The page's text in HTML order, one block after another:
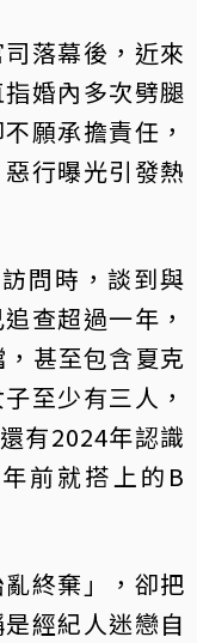
落幕後，近來
婚內多次劈腿
願承擔責任，
行曝光引發熱
問時，談到與
查超過一年，
甚至包含夏克
至少有三人，
有2024年認識
前就搭上的B
終棄」，卻把
經紀人迷戀自